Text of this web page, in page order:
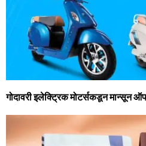
गोदावरी इलेक्ट्रिक मोटर्सकडून मान्‍सून